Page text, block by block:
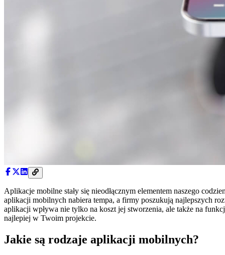
Aplikacje mobilne stały się nieodłącznym elementem naszego
aplikacji mobilnych nabiera tempa, a firmy poszukują najlepszych
aplikacji wpływa nie tylko na koszt jej stworzenia, ale także na
najlepiej w Twoim projekcie.
Jakie są rodzaje aplikacji mobilnych?